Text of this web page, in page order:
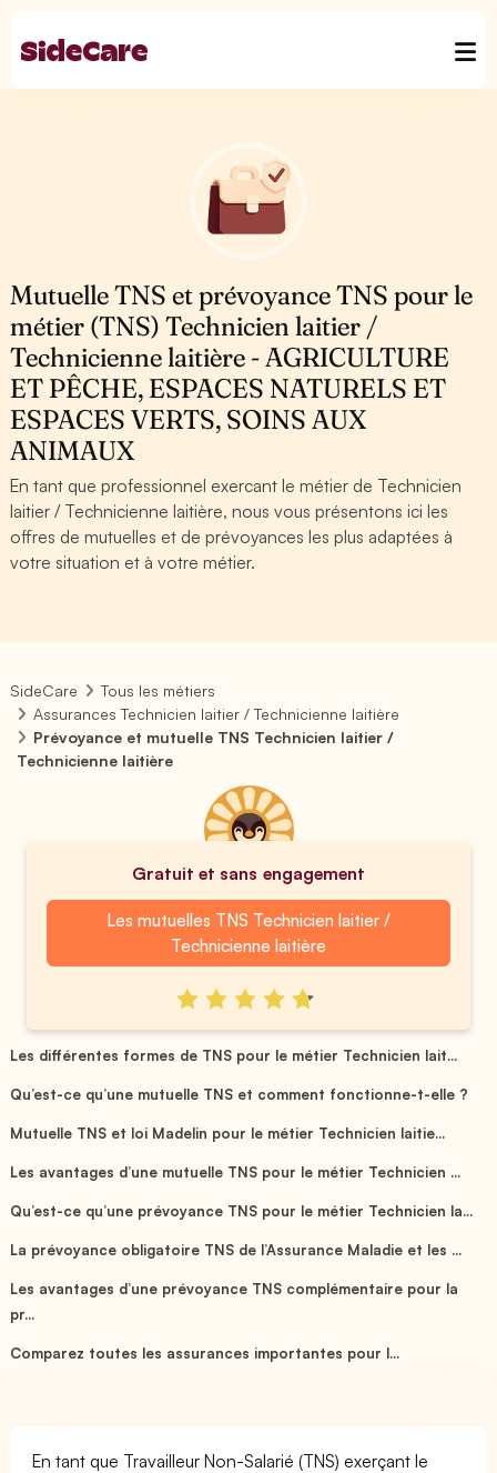
Mutuelle TNS et prévoyance TNS pour le
métier (TNS) Technicien laitier /
Technicienne laitière - AGRICULTURE
ET PÊCHE, ESPACES NATURELS ET
ESPACES VERTS, SOINS AUX
ANIMAUX
En tant que professionnel exercant le métier de Technicien
laitier / Technicienne laitière, nous vous présentons ici les
offres de mutuelles et de prévoyances les plus adaptées à
votre situation et à votre métier.
SideCare
Tous les métiers
Assurances Technicien laitier / Technicienne laitière
Prévoyance et mutuelle TNS Technicien laitier /
Technicienne laitière
Gratuit et sans engagement
Les mutuelles TNS Technicien laitier /
Technicienne laitière
Les différentes formes de TNS pour le métier Technicien lait...
Qu’est-ce qu’une mutuelle TNS et comment fonctionne-t-elle ?
Mutuelle TNS et loi Madelin pour le métier Technicien laitie...
Les avantages d’une mutuelle TNS pour le métier Technicien ...
Qu’est-ce qu’une prévoyance TNS pour le métier Technicien la...
La prévoyance obligatoire TNS de l’Assurance Maladie et les ...
Les avantages d’une prévoyance TNS complémentaire pour la
pr...
Comparez toutes les assurances importantes pour l...
En tant que Travailleur Non-Salarié (TNS) exerçant le